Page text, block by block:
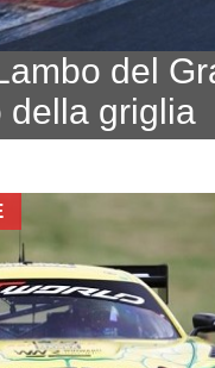
del
della griglia